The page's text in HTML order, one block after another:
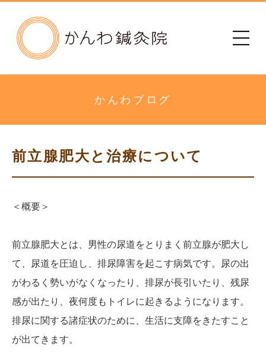
治療院のご案内
メニュー・料金
診療時間
アクセス
かんわブログ
かんわブログ
前立腺肥大と治療について
＜概要＞
前立腺肥大とは、男性の尿道をとりまく前立腺が肥大し
て、尿道を圧迫し、排尿障害を起こす病気です。尿の出
がわるく勢いがなくなったり、排尿が長引いたり、残尿
感が出たり、夜何度もトイレに起きるようになります。
排尿に関する諸症状のために、生活に支障をきたすこと
が出てきます。